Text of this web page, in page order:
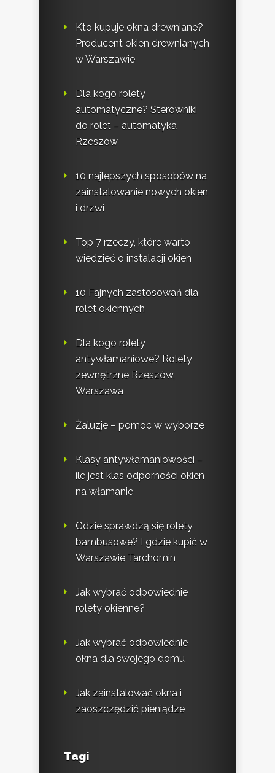
Kto kupuje okna drewniane?
Producent okien drewnianych
w Warszawie
Dla kogo rolety
automatyczne? Sterowniki
do rolet – automatyka
Rzeszów
10 najlepszych sposobów na
zainstalowanie nowych okien
i drzwi
Top 7 rzeczy, które warto
wiedzieć o instalacji okien
10 Fajnych zastosowań dla
rolet okiennych
Dla kogo rolety
antywłamaniowe? Rolety
zewnętrzne Rzeszów,
Warszawa
Żaluzje – pomoc w wyborze
Klasy antywłamaniowości –
ile jest klas odporności okien
na włamanie
Gdzie sprawdzą się rolety
bambusowe? I gdzie kupić w
Warszawie Tarchomin
Jak wybrać odpowiednie
rolety okienne?
Jak wybrać odpowiednie
okna dla swojego domu
Jak zainstalować okna i
zaoszczędzić pieniądze
Tagi